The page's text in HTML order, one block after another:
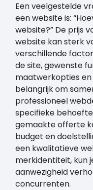
Een veelgestelde
een website is:
website?” De prijs
website kan sterk
verschillende
de site, gewenste
maatwerkopties en
belangrijk om
professioneel
specifieke
gemaakte offerte
budget en
een kwalitatieve
merkidentiteit, kun
aanwezigheid
concurrenten.